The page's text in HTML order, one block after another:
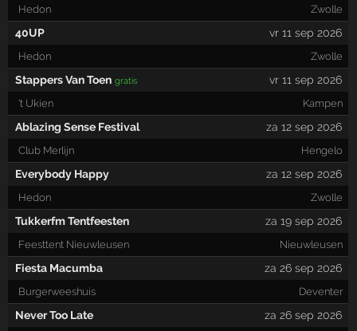
Hedon Zwolle
40UP vr 11 sep 2026
Hedon Zwolle
Stappers Van Toen gratis vr 11 sep 2026
't Ukien Kampen
Ablazing Sense Festival za 12 sep 2026
Club Merlijn Hengelo
Everybody Happy za 12 sep 2026
Hedon Zwolle
Tukkerfm Tentfeesten za 19 sep 2026
Feesttent Nieuwleusen Nieuwleusen
Fiesta Macumba za 26 sep 2026
Burgerweeshuis Deventer
Never Too Late za 26 sep 2026